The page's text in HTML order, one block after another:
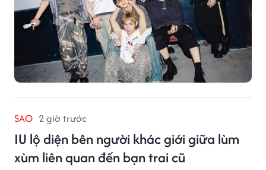
SAO 2 giờ trước
IU lộ diện bên người khác giới giữa lùm
xùm liên quan đến bạn trai cũ